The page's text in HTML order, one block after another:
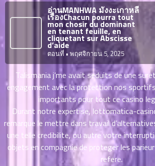
อ่านมังงะ
อ่านMANHWA มังงะเกาหลี
เรื่องChacun pourra tout
mon chosir du dominant
en tenant feuille, en
cliquetant sur Abscisse
d’aide
ตอนที่ • พฤศจิกายน 5, 2025
Talismania j’me avait seduits de une
engagement avec la protection nos
importants pour tout ce casino
Durant notre expertise, lottomatica-
remarque le mettre dans travail
une telle credibilite, ou autre votre
objets en compagnie de proteger les
refere.
ตอน
8
ตอน
น
9
น
10
ตอน